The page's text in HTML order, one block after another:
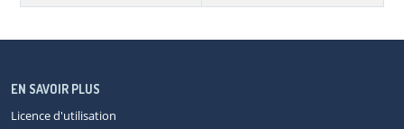
EN SAVOIR PLUS
Licence d'utilisation